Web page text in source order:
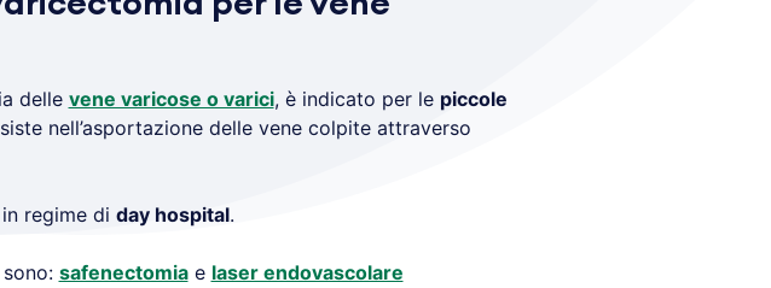
delle vene varicose o varici, è indicato per le piccole
nell’asportazione delle vene colpite attraverso
in regime di day hospital.
safenectomiae laser endovascolare